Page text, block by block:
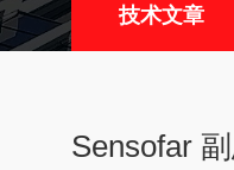
技术文章
Sensofar